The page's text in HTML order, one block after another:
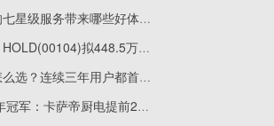
卡萨帝背后的七星级服务带来哪些好体验？
ASIA COMM HOLD(00104)拟448.5万英镑出售英国物业_每日讯息
大容积冰箱怎么选？连续三年用户都首选海尔和悦冰箱
20年品牌10年冠军：卡萨帝厨电提前2秒调火，防溢锅